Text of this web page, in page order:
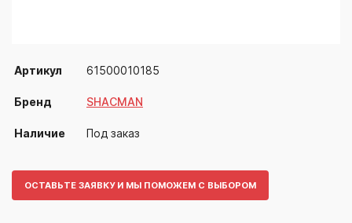
Артикул 61500010185
Бренд SHACMAN
Наличие Под заказ
ОСТАВЬТЕ ЗАЯВКУ И МЫ ПОМОЖЕМ С ВЫБОРОМ